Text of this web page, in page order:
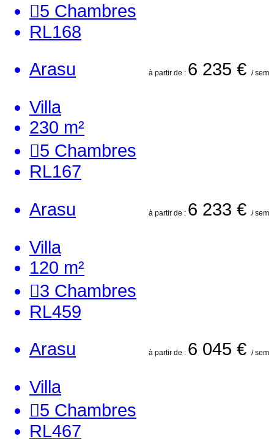
5 Chambres
RL168
à partir de : 6 235 € / sem
Arasu
Villa
230 m²
5 Chambres
RL167
à partir de : 6 233 € / sem
Arasu
Villa
120 m²
3 Chambres
RL459
à partir de : 6 045 € / sem
Arasu
Villa
5 Chambres
RL467